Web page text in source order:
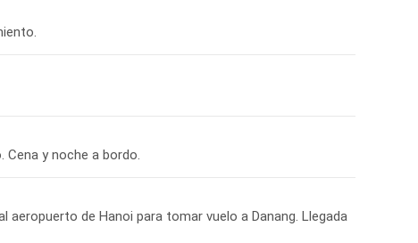
Cena y noche a bordo.
de Hanoi para tomar vuelo a Danang. Llegada